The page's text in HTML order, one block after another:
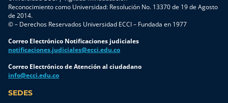
Reconocimiento como Universidad: Resolución No. 13370 de 19 de Agosto
de 2014.
© – Derechos Reservados Universidad ECCI – Fundada en 1977
Correo Electrónico Notificaciones judiciales
notificaciones.judiciales@ecci.edu.co
Correo Electrónico de Atención al ciudadano
info@ecci.edu.co
SEDES